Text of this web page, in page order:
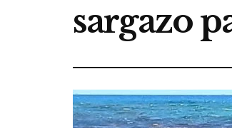
sargazo